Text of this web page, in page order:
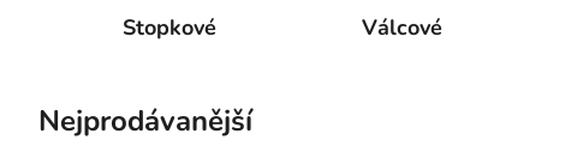
Stopkové Válcové
Nejprodávanější